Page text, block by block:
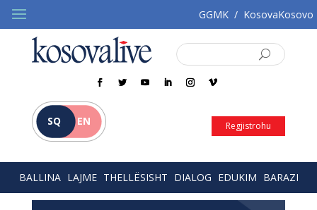
GGMK / KosovaKosovo
SQ EN Regjistrohu
BALLINA LAJME THELLËSISHT DIALOG EDUKIM BARAZI